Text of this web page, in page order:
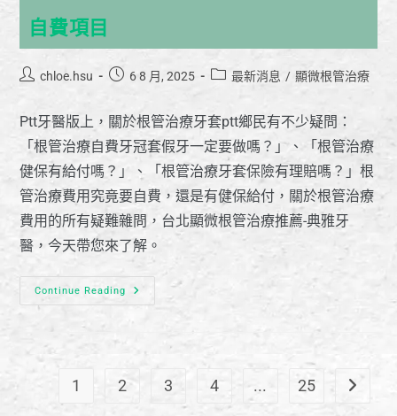
自費項目
chloe.hsu 6 8 月, 2025 最新消息 / 顯微根管治療
Ptt牙醫版上，關於根管治療牙套ptt鄉民有不少疑問：
「根管治療自費牙冠套假牙一定要做嗎？」、「根管治療
健保有給付嗎？」、「根管治療牙套保險有理賠嗎？」根
管治療費用究竟要自費，還是有健保給付，關於根管治療
費用的所有疑難雜問，台北顯微根管治療推薦-典雅牙
醫，今天帶您來了解。
Continue Reading
1 2 3 4 ... 25